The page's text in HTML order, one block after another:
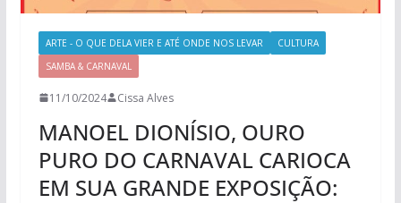
ARTE - O QUE DELA VIER E ATÉ ONDE NOS LEVAR
CULTURA
SAMBA & CARNAVAL
11/10/2024 Cissa Alves
MANOEL DIONÍSIO, OURO
PURO DO CARNAVAL CARIOCA
EM SUA GRANDE EXPOSIÇÃO: